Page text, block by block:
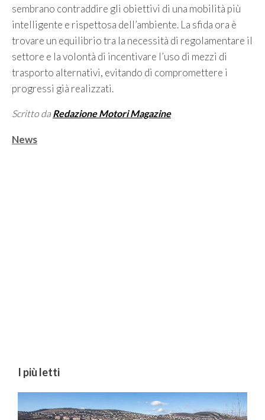
sembrano contraddire gli obiettivi di una mobilità più
intelligente e rispettosa dell’ambiente. La sfida ora è
trovare un equilibrio tra la necessità di regolamentare il
settore e la volontà di incentivare l’uso di mezzi di
trasporto alternativi, evitando di compromettere i
progressi già realizzati.
Scritto da Redazione Motori Magazine
Categorie
News
I più letti